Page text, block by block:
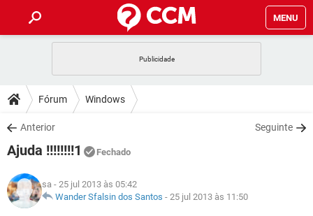
MENU
CELULAR
OUTLOOK
INSTAGRAM
GUIA DE COMPRAS
DICAS
JOGOS
INSTAGRAM
GUIA DE COMPRAS
DOWNLOADS
JOGOS
CELULAR
OUTLOOK EXCEL
FÓRUM
JOGOS
CELULAR
GLOSSÁRIO
Fórum Windows
Anterior Seguinte
Ajuda !!!!!!!!1 Fechado
sa - 25 jul 2013 às 05:42
Wander Sfalsin dos Santos - 25 jul 2013 às 11:50